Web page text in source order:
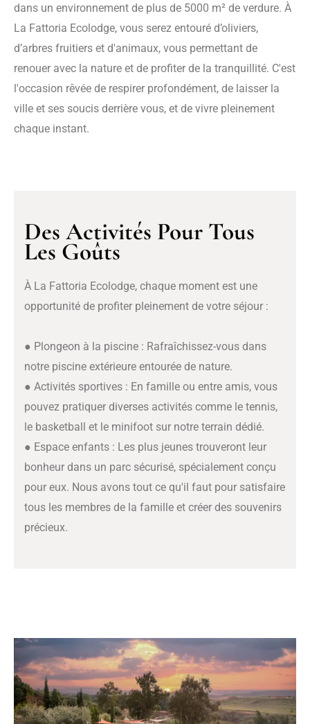
dans un environnement de plus de 5000 m² de verdure. À
La Fattoria Ecolodge, vous serez entouré d’oliviers,
d’arbres fruitiers et d'animaux, vous permettant de
renouer avec la nature et de profiter de la tranquillité. C'est
l'occasion rêvée de respirer profondément, de laisser la
ville et ses soucis derrière vous, et de vivre pleinement
chaque instant.
Des Activités Pour Tous
Les Goûts
À La Fattoria Ecolodge, chaque moment est une
opportunité de profiter pleinement de votre séjour :
● Plongeon à la piscine : Rafraîchissez-vous dans
notre piscine extérieure entourée de nature.
● Activités sportives : En famille ou entre amis, vous
pouvez pratiquer diverses activités comme le tennis,
le basketball et le minifoot sur notre terrain dédié.
● Espace enfants : Les plus jeunes trouveront leur
bonheur dans un parc sécurisé, spécialement conçu
pour eux. Nous avons tout ce qu'il faut pour satisfaire
tous les membres de la famille et créer des souvenirs
précieux.